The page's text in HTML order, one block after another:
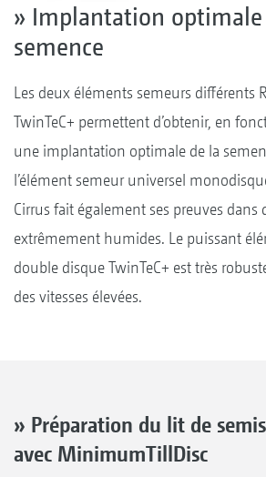
» Implantation optimale
semence
Les deux éléments semeurs différents
TwinTeC+ permettent d’obtenir, en
une implantation optimale de la
l’élément semeur universel
Cirrus fait également ses preuves dans
extrêmement humides. Le puissant
double disque TwinTeC+ est très
des vitesses élevées.
» Préparation du lit de
avec MinimumTillDisc